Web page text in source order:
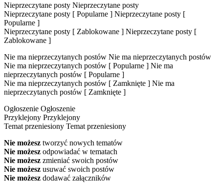
Nieprzeczytane posty Nieprzeczytane posty
Nieprzeczytane posty [ Popularne ] Nieprzeczytane posty [
Popularne ]
Nieprzeczytane posty [ Zablokowane ] Nieprzeczytane posty [
Zablokowane ]
Nie ma nieprzeczytanych postów Nie ma nieprzeczytanych postów
Nie ma nieprzeczytanych postów [ Popularne ] Nie ma
nieprzeczytanych postów [ Popularne ]
Nie ma nieprzeczytanych postów [ Zamknięte ] Nie ma
nieprzeczytanych postów [ Zamknięte ]
Ogłoszenie Ogłoszenie
Przyklejony Przyklejony
Temat przeniesiony Temat przeniesiony
Nie możesz tworzyć nowych tematów
Nie możesz odpowiadać w tematach
Nie możesz zmieniać swoich postów
Nie możesz usuwać swoich postów
Nie możesz dodawać załączników